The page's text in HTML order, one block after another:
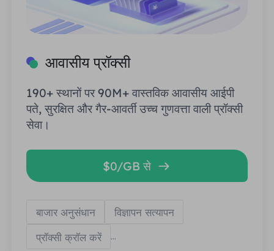
आवासीय प्रॉक्सी
190+ स्थानों पर 90M+ वास्तविक आवासीय आईपी
पते, सुरक्षित और गैर-आवर्ती उच्च गुणवत्ता वाली प्रॉक्सी
सेवा।
$0/GB से
बाजार अनुसंधान
विज्ञापन सत्यापन
प्रॉक्सी क्रॉल करें
...